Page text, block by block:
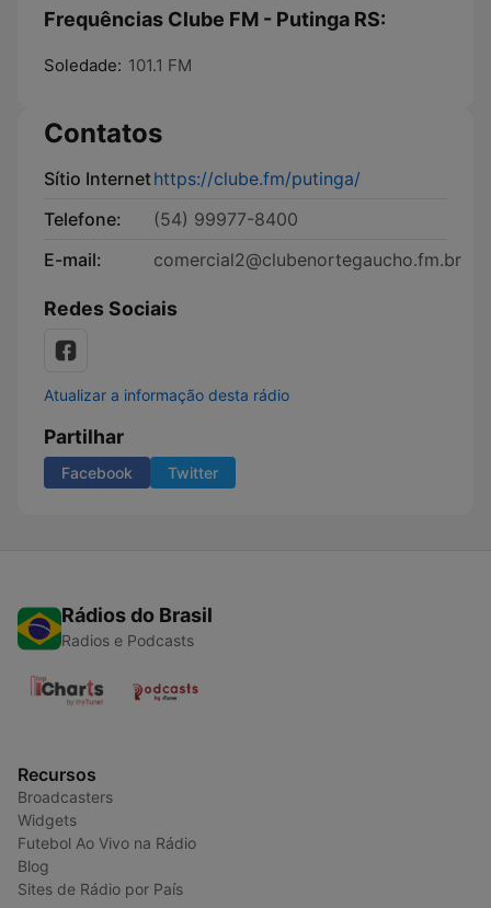
Frequências Clube FM - Putinga RS:
Soledade: 101.1 FM
Contatos
Sítio Internethttps://clube.fm/putinga/
Telefone:
(54) 99977-8400
E-mail:
comercial2@clubenortegaucho.fm.br
Redes Sociais
Atualizar a informação desta rádio
Partilhar
Facebook Twitter
Rádios do Brasil
Radios e Podcasts
Recursos
Broadcasters
Widgets
Futebol Ao Vivo na Rádio
Blog
Sites de Rádio por País